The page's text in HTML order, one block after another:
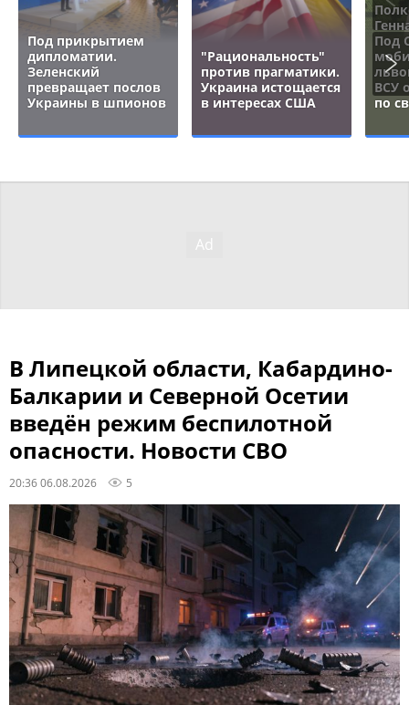
Под прикрытием
дипломатии.
Зеленский
превращает послов
Украины в шпионов
"Рациональность"
против прагматики.
Украина истощается
в интересах США
Под
ВСУ
по
В Липецкой области, Кабардино-
Балкарии и Северной Осетии
введён режим беспилотной
опасности. Новости СВО
20:36 06.08.2026 5